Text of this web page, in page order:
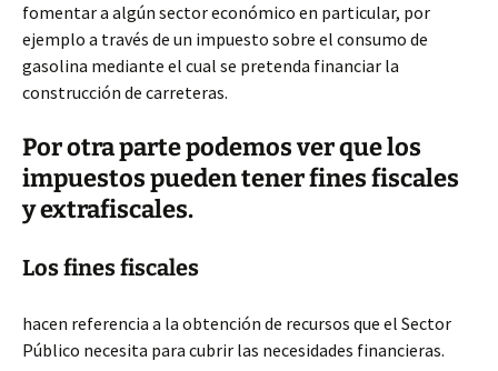
fomentar a algún sector económico en particular, por
ejemplo a través de un impuesto sobre el consumo de
gasolina mediante el cual se pretenda financiar la
construcción de carreteras.
Por otra parte podemos ver que los
impuestos pueden tener fines fiscales
y extrafiscales.
Los fines fiscales
hacen referencia a la obtención de recursos que el Sector
Público necesita para cubrir las necesidades financieras.